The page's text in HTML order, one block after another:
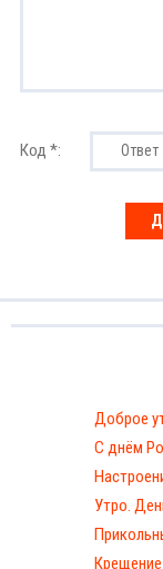
Код *:
Доброе
С днём
Утро.